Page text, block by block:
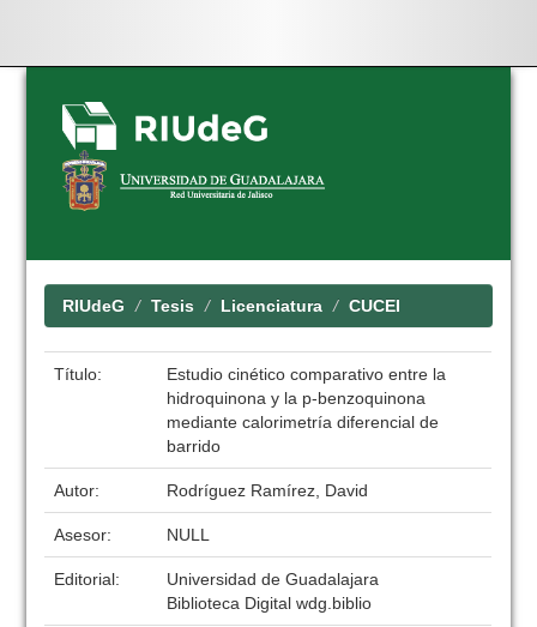
Skip
navigation
RIUdeG Tesis Licenciatura CUCEI
Título:
Estudio cinético comparativo entre la
hidroquinona y la p-benzoquinona
mediante calorimetría diferencial de
barrido
Autor: Rodríguez Ramírez, David
Asesor: NULL
Editorial:
Universidad de Guadalajara
Biblioteca Digital wdg.biblio